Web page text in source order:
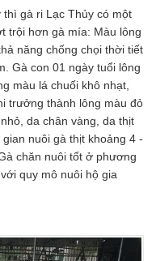
gà ri Lạc Thủy có một
trội hơn gà mía: Màu lông
năng chống chọi thời tiết
Gà con 01 ngày tuổi lông
màu lá chuối khô nhạt,
trưởng thành lông màu đỏ
da chân vàng, da thịt
nuôi gà thịt khoảng 4 -
chăn nuôi tốt ở phương
quy mô nuôi hộ gia